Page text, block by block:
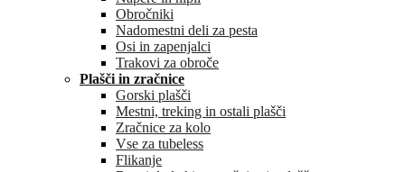
Obročniki
Nadomestni deli za pesta
Osi in zapenjalci
Trakovi za obroče
Plašči in zračnice
Gorski plašči
Mestni, treking in ostali plašči
Zračnice za kolo
Vse za tubeless
Flikanje